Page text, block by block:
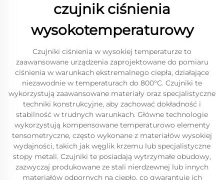
czujnik ciśnienia
wysokotemperaturowy
Czujniki ciśnienia w wysokiej temperaturze to
zaawansowane urządzenia zaprojektowane do pomiaru
ciśnienia w warunkach ekstremalnego ciepła, działające
niezawodnie w temperaturach do 800°C. Czujniki te
wykorzystują zaawansowane materiały oraz specjalistyczne
techniki konstrukcyjne, aby zachować dokładność i
stabilność w trudnych warunkach. Główne technologie
wykorzystują kompensowane temperaturowo elementy
tensometryczne, często wykonane z materiałów wysokiej
wydajności, takich jak węglik krzemu lub specjalistyczne
stopy metali. Czujniki te posiadają wytrzymałe obudowy,
zazwyczaj produkowane ze stali nierdzewnej lub innych
materiałów odpornych na ciepło, co gwarantuje ich